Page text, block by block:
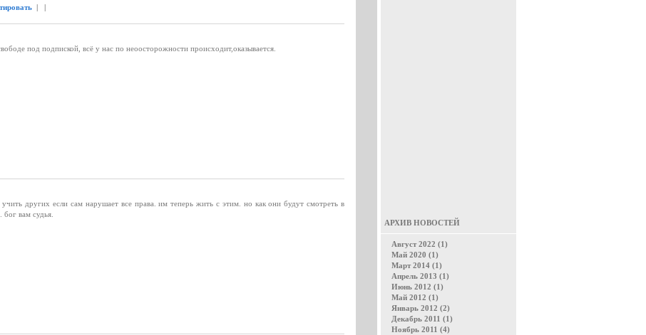
| |
под подпиской, всё у нас по неоосторожности происходит,оказывается.
учить других если сам нарушает все права. им теперь жить с этим. но как они будут смотреть в
бог вам судья.
АРХИВ НОВОСТЕЙ
Август 2022 (1)
Май 2020 (1)
Март 2014 (1)
Апрель 2013 (1)
Июнь 2012 (1)
Май 2012 (1)
Январь 2012 (2)
Декабрь 2011 (1)
Ноябрь 2011 (4)